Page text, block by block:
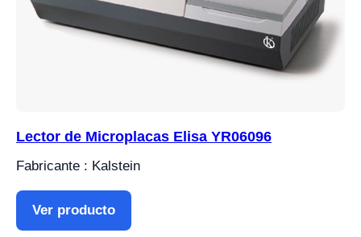
Lector de Microplacas Elisa YR06096
Fabricante : Kalstein
Ver producto